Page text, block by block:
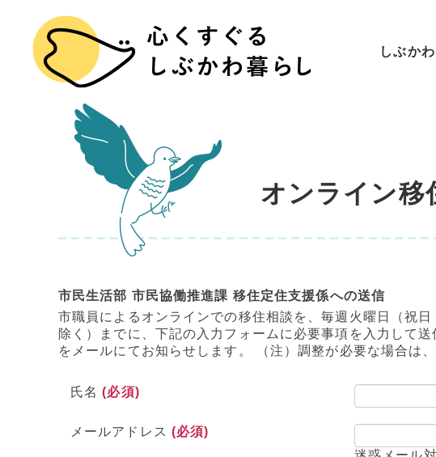
しぶか
オンライン移
市民生活部 市民協働推進課 移住定住支援係への送信
市職員によるオンラインでの移住相談を、毎週火曜日（祝
除く）までに、下記の入力フォームに必要事項を入力して
をメールにてお知らせします。 （注）調整が必要な場合は
氏名(必須)
メールアドレス (必須)